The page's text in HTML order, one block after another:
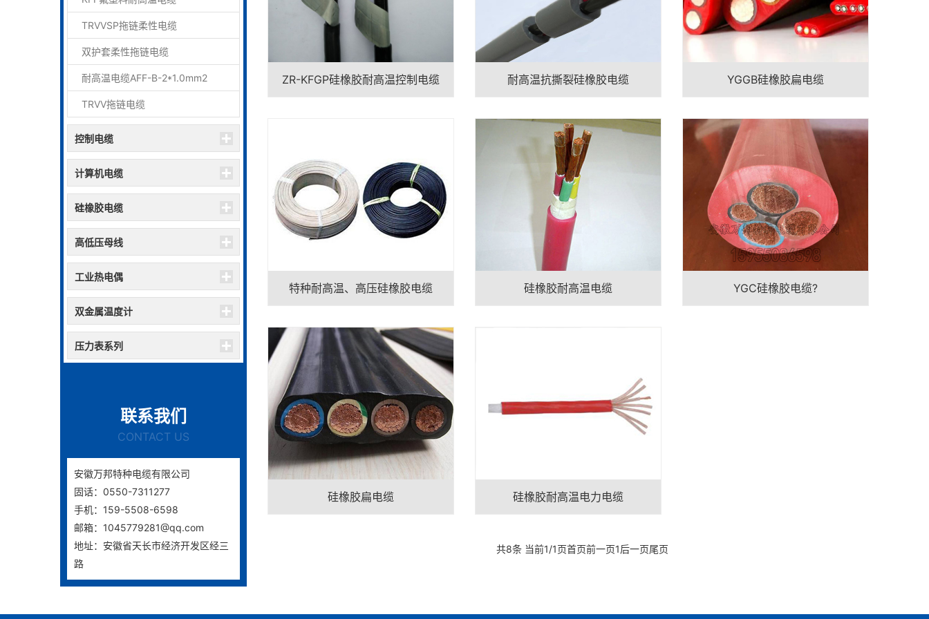
TRVVSP拖链柔性电缆
双护套柔性拖链电缆
耐高温电缆AFF-B-2*1.0mm2
TRVV拖链电缆
控制电缆
计算机电缆
硅橡胶电缆
高低压母线
工业热电偶
双金属温度计
压力表系列
联系我们
CONTACT US
安徽万邦特种电缆有限公司
固话：0550-7311277
手机：159-5508-6598
邮箱：1045779281@qq.com
地址：安徽省天长市经济开发区经三
路
ZR-KFGP硅橡胶耐高温控制电缆 耐高温抗撕裂硅橡胶电缆 YGGB硅橡胶扁电缆
特种耐高温、高压硅橡胶电缆 硅橡胶耐高温电缆 YGC硅橡胶电缆?
硅橡胶扁电缆 硅橡胶耐高温电力电缆
共8条 当前1/1页首页前一页1后一页尾页